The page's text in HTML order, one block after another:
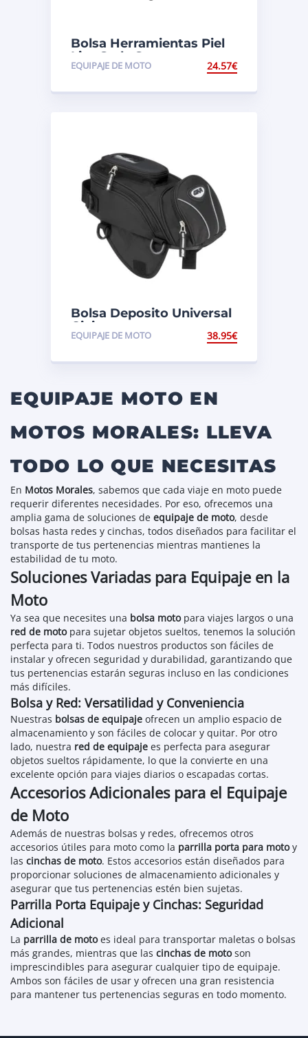
Bolsa Herramientas Piel
Lisa Style S
EQUIPAJE DE MOTO 24.57€
Bolsa Deposito Universal
Givi
EQUIPAJE DE MOTO 38.95€
EQUIPAJE MOTO EN
MOTOS MORALES: LLEVA
TODO LO QUE NECESITAS
En Motos Morales, sabemos que cada viaje en moto puede
requerir diferentes necesidades. Por eso, ofrecemos una
amplia gama de soluciones de equipaje de moto, desde
bolsas hasta redes y cinchas, todos diseñados para facilitar el
transporte de tus pertenencias mientras mantienes la
estabilidad de tu moto.
Soluciones Variadas para Equipaje en la
Moto
Ya sea que necesites una bolsa motopara viajes largos o una
red de motopara sujetar objetos sueltos, tenemos la solución
perfecta para ti. Todos nuestros productos son fáciles de
instalar y ofrecen seguridad y durabilidad, garantizando que
tus pertenencias estarán seguras incluso en las condiciones
más difíciles.
Bolsa y Red: Versatilidad y Conveniencia
Nuestras bolsas de equipaje ofrecen un amplio espacio de
almacenamiento y son fáciles de colocar y quitar. Por otro
lado, nuestra red de equipaje es perfecta para asegurar
objetos sueltos rápidamente, lo que la convierte en una
excelente opción para viajes diarios o escapadas cortas.
Accesorios Adicionales para el Equipaje
de Moto
Además de nuestras bolsas y redes, ofrecemos otros
accesorios útiles para moto como la parrilla porta para motoy
las cinchas de moto. Estos accesorios están diseñados para
proporcionar soluciones de almacenamiento adicionales y
asegurar que tus pertenencias estén bien sujetas.
Parrilla Porta Equipaje y Cinchas: Seguridad
Adicional
La parrilla de motoes ideal para transportar maletas o bolsas
más grandes, mientras que las cinchas de motoson
imprescindibles para asegurar cualquier tipo de equipaje.
Ambos son fáciles de usar y ofrecen una gran resistencia
para mantener tus pertenencias seguras en todo momento.